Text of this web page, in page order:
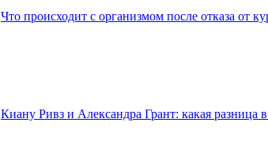
Что происходит с организмом после отказа от
Киану Ривз и Александра Грант: какая разница в